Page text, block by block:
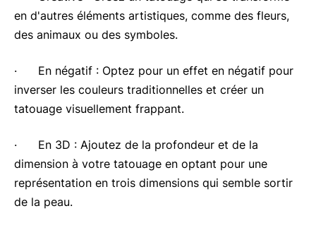
en d'autres éléments artistiques, comme des fleurs,
des animaux ou des symboles.
· En négatif : Optez pour un effet en négatif pour
inverser les couleurs traditionnelles et créer un
tatouage visuellement frappant.
· En 3D : Ajoutez de la profondeur et de la
dimension à votre tatouage en optant pour une
représentation en trois dimensions qui semble sortir
de la peau.